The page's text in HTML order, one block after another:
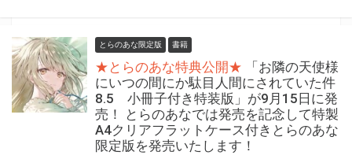
とらのあな限定版 書籍
★とらのあな特典公開★
「お隣の天使様
にいつの間にか駄目人間にされていた件
8.5 小冊子付き特装版」が9月15日に発
売！ とらのあなでは発売を記念して特製
A4クリアフラットケース付きとらのあな
限定版を発売いたします！